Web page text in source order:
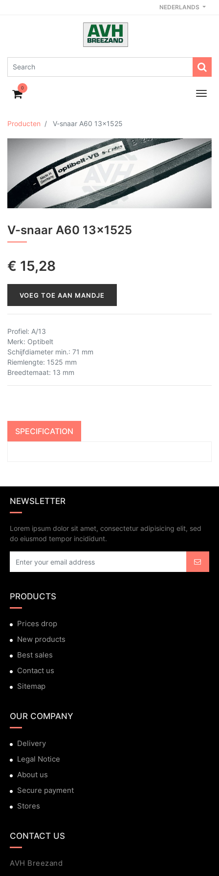
NEDERLANDS
0
Producten V-snaar A60 13x1525
V-snaar A60 13x1525
€ 15,28
VOEG TOE AAN MANDJE
Profiel: A/13
Merk: Optibelt
Schijfdiameter min.: 71 mm
Riemlengte: 1525 mm
Breedtemaat: 13 mm
SPECIFICATION
NEWSLETTER
Lorem ipsum dolor sit amet, consectetur adipisicing elit, sed
do eiusmod tempor incididunt.
PRODUCTS
Prices drop
New products
Best sales
Contact us
Sitemap
OUR COMPANY
Delivery
Legal Notice
About us
Secure payment
Stores
CONTACT US
AVH Breezand